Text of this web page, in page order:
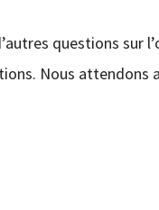
questions sur
Nous attendons